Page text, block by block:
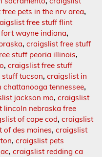
pets in the nrv area,
free stuff flint
wayne indiana,
, craigslist free stuff
stuff peoria illinois,
, craigslist free stuff
tucson, craigslist in
chattanooga tennessee,
jackson ma, craigslist
lincoln nebraska free
of cape cod, craigslist
of des moines, craigslist
, craigslist pets
, craigslist redding ca